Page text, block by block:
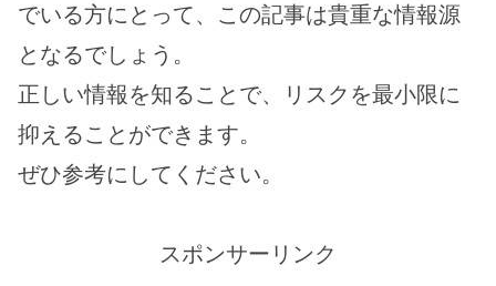
でいる方にとって、この記事は貴重な情報源
となるでしょう。
正しい情報を知ることで、リスクを最小限に
抑えることができます。
ぜひ参考にしてください。
スポンサーリンク